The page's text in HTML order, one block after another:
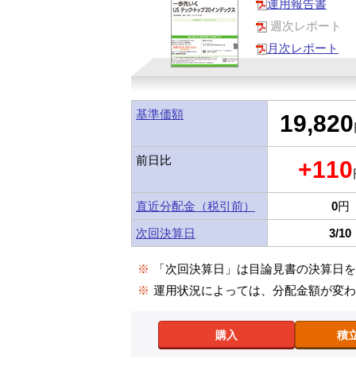
運用報告書
週次レポート
月次レポート
基準価額 19,820
前日比 +110
直近分配金（税引前） 0円
次回決算日
3/10
※
「次回決算日」は目論見書の決算日
※ 運用状況によっては、分配金額が変
購入 積